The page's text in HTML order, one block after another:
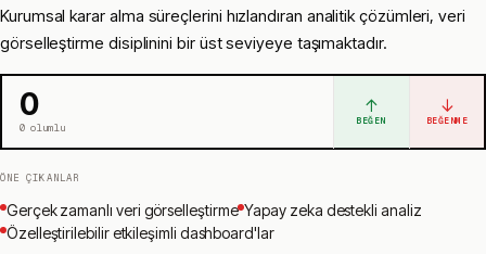
Kurumsal karar alma süreçlerini hızlandıran analitik çözümleri, veri
görselleştirme disiplinini bir üst seviyeye taşımaktadır.
0
0olumlu
↑
BEĞEN
↓
BEĞENME
ÖNE ÇIKANLAR
Gerçek zamanlı veri görselleştirme Yapay zeka destekli analiz
Özelleştirilebilir etkileşimli dashboard'lar